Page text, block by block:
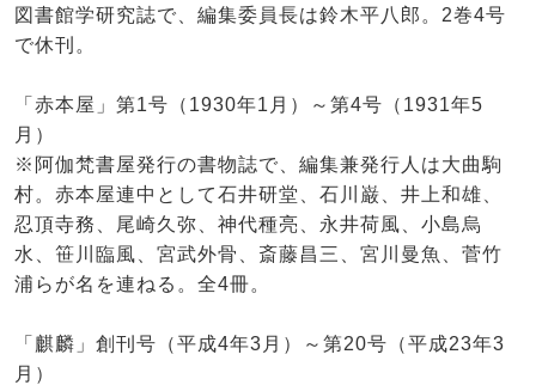
図書館学研究誌で、編集委員長は鈴木平八郎。2巻4号
で休刊。
「赤本屋」第1号（1930年1月）～第4号（1931年5
月）
※阿伽梵書屋発行の書物誌で、編集兼発行人は大曲駒
村。赤本屋連中として石井研堂、石川巌、井上和雄、
忍頂寺務、尾崎久弥、神代種亮、永井荷風、小島烏
水、笹川臨風、宮武外骨、斎藤昌三、宮川曼魚、菅竹
浦らが名を連ねる。全4冊。
「麒麟」創刊号（平成4年3月）～第20号（平成23年3
月）